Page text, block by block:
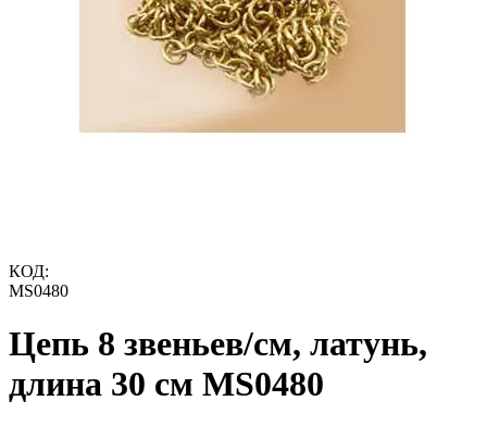
КОД:
MS0480
Цепь 8 звеньев/см, латунь,
длина 30 см MS0480